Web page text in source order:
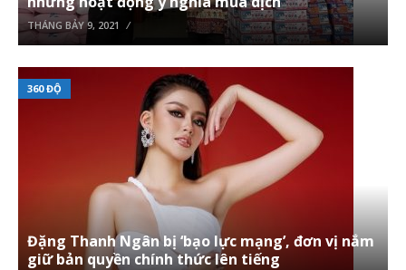
THÁNG BẢY 9, 2021
360 ĐỘ
Đặng Thanh Ngân bị ‘bạo lực mạng’, đơn vị nắm
giữ bản quyền chính thức lên tiếng